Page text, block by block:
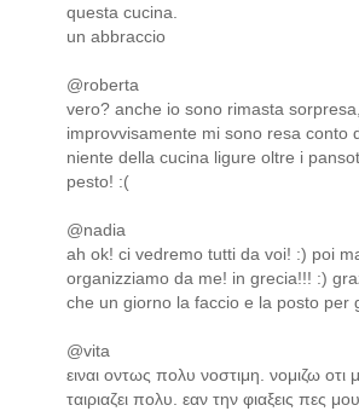
questa cucina.
un abbraccio
@roberta
vero? anche io sono rimasta
improvvisamente mi sono resa conto
niente della cucina ligure oltre i
pesto! :(
@nadia
ah ok! ci vedremo tutti da voi! :) poi
organizziamo da me! in grecia!!! :)
che un giorno la faccio e la posto per
@vita
ειναι οντως πολυ νοστιμη. νομιζω οτι
ταιριαζει πολυ. εαν την φιαξεις πες